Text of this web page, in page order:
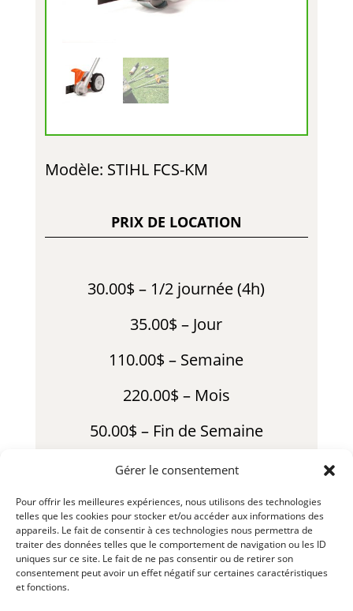
Gérer le consentement
Pour offrir les meilleures expériences, nous utilisons des technologies
telles que les cookies pour stocker et/ou accéder aux informations des
appareils. Le fait de consentir à ces technologies nous permettra de
traiter des données telles que le comportement de navigation ou les ID
uniques sur ce site. Le fait de ne pas consentir ou de retirer son
consentement peut avoir un effet négatif sur certaines caractéristiques
et fonctions.
Modèle: STIHL FCS-KM
PRIX DE LOCATION
30.00$ – 1/2 journée (4h)
35.00$ – Jour
110.00$ – Semaine
220.00$ – Mois
50.00$ – Fin de Semaine
*Usure consommables en sus
*Moteur en sus
*Inventaire neuf disponible pour la
vente